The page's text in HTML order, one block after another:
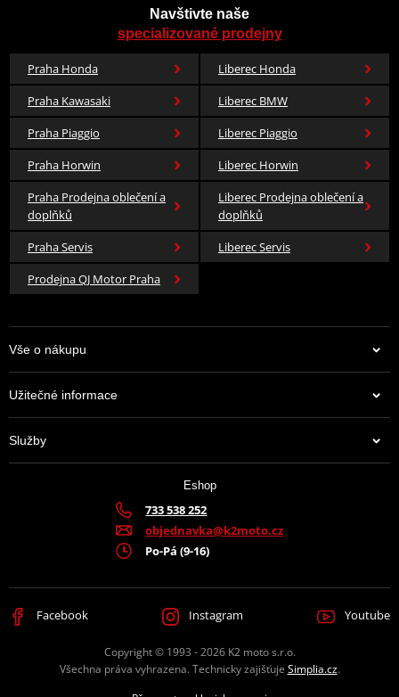
Navštivte naše
specializované prodejny
Praha Honda
Liberec Honda
Praha Kawasaki
Liberec BMW
Praha Piaggio
Liberec Piaggio
Praha Horwin
Liberec Horwin
Praha Prodejna oblečení a
doplňků
Liberec Prodejna oblečení a
doplňků
Praha Servis
Liberec Servis
Prodejna QJ Motor Praha
Vše o nákupu
Užitečné informace
Služby
Eshop
733 538 252
objednavka@k2moto.cz
Po-Pá (9-16)
Facebook Instagram Youtube
Copyright © 1993 - 2026 K2 moto s.r.o.
Všechna práva vyhrazena. Technicky zajišťuje Simplia.cz.